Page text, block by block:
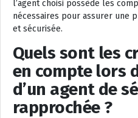
l’agent choisi possède les
nécessaires pour assurer une
et sécurisée.
Quels sont les
en compte lors
d’un agent de
rapprochée ?